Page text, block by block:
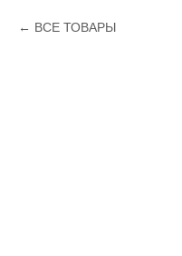
ВСЕ ТОВАРЫ